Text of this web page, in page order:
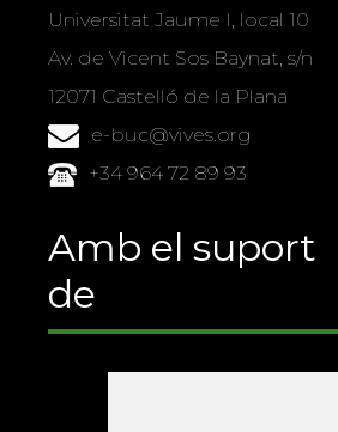
Universitat Jaume I, local 10
Av. de Vicent Sos Baynat, s/n
12071 Castelló de la Plana
e-buc@vives.org
+34 964 72 89 93
Amb el suport
de